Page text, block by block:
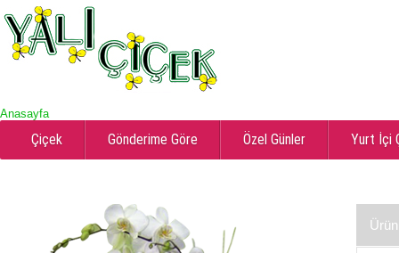
Anasayfa
Çiçek Gönderime Göre Özel Günler Yurt İçi